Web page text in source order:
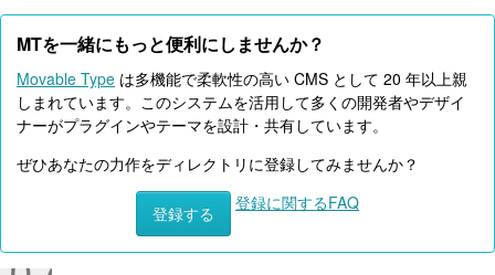
MTを一緒にもっと便利にしませんか？
Movable Type は多機能で柔軟性の高い CMS として 20 年以上親
しまれています。このシステムを活用して多くの開発者やデザイ
ナーがプラグインやテーマを設計・共有しています。
ぜひあなたの力作をディレクトリに登録してみませんか？
登録する 登録に関するFAQ